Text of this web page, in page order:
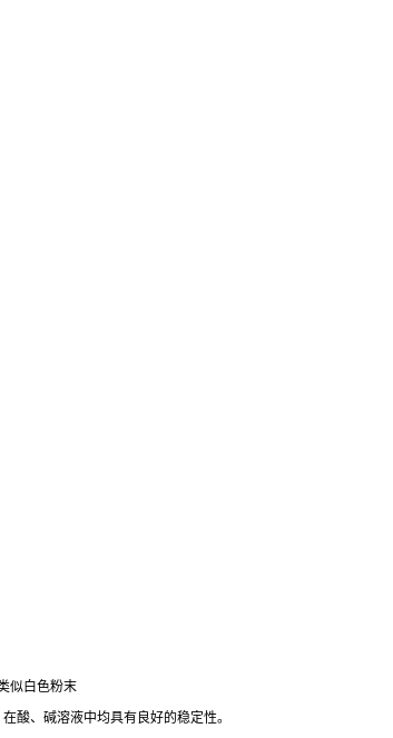
似白色粉末
酸、碱溶液中均具有良好的稳定性。